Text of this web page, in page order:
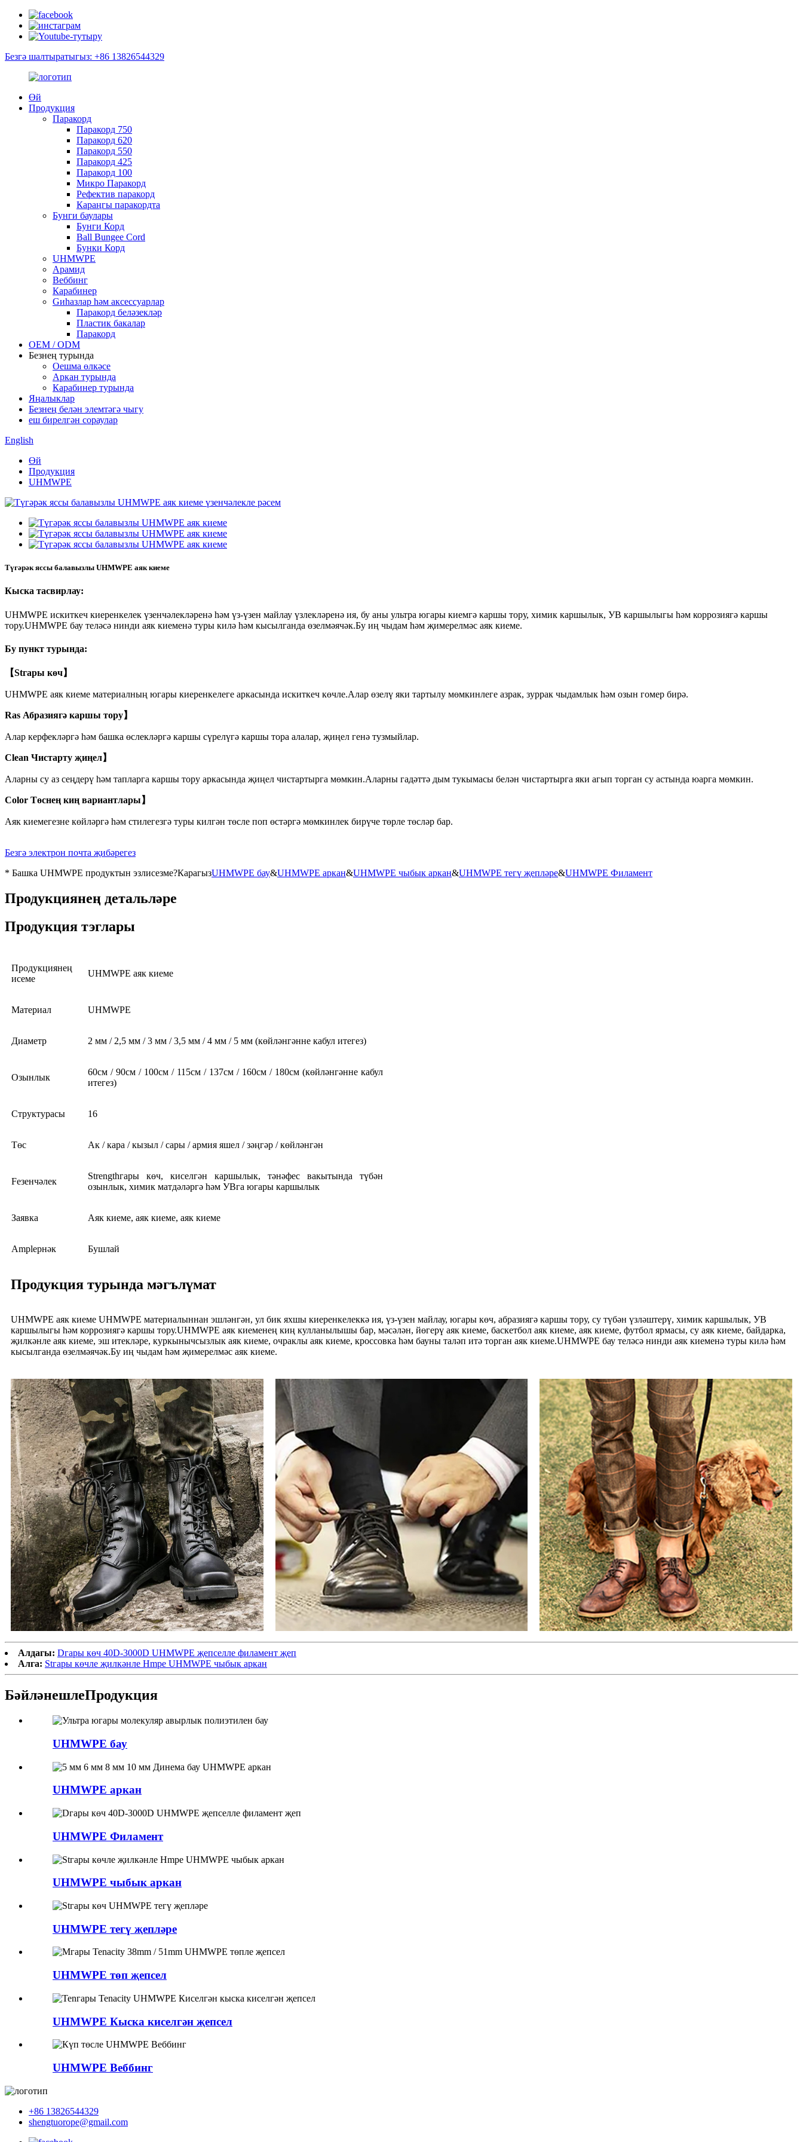
Безгә шалтыратыгыз: +86 13826544329
Өй
Продукция
Паракорд
Паракорд 750
Паракорд 620
Паракорд 550
Паракорд 425
Паракорд 100
Микро Паракорд
Рефектив паракорд
Караңгы паракордта
Бунги баулары
Бунги Корд
Ball Bungee Cord
Бунки Корд
UHMWPE
Арамид
Веббинг
Карабинер
Gиһазлар һәм аксессуарлар
Паракорд беләзекләр
Пластик бакалар
Паракорд
OEM / ODM
Безнең турында
Оешма өлкәсе
Аркан турында
Карабинер турында
Яңалыклар
Безнең белән элемтәгә чыгу
еш бирелгән сораулар
English
Өй
Продукция
UHMWPE
Түгәрәк яссы балавызлы UHMWPE аяк киеме
Кыска тасвирлау:
UHMWPE искиткеч киеренкелек үзенчәлекләренә һәм үз-үзен майлау үзлекләренә ия, бу аны ультра югары киемгә каршы тору, химик каршылык, УВ каршылыгы һәм коррозиягә каршы
тору.UHMWPE бау теләсә нинди аяк киеменә туры килә һәм кысылганда өзелмәячәк.Бу иң чыдам һәм җимерелмәс аяк киеме.
Бу пункт турында:
【Stгары көч】
UHMWPE аяк киеме материалның югары киеренкелеге аркасында искиткеч көчле.Алар өзелү яки тартылу мөмкинлеге азрак, зуррак чыдамлык һәм озын гомер бирә.
Ras Абразиягә каршы тору】
Алар керфекләргә һәм башка өслекләргә каршы сүрелүгә каршы тора алалар, җиңел генә тузмыйлар.
Clean Чистарту җиңел】
Аларны су аз сеңдерү һәм тапларга каршы тору аркасында җиңел чистартырга мөмкин.Аларны гадәттә дым тукымасы белән чистартырга яки агып торган су астында юарга мөмкин.
Color Төснең киң вариантлары】
Аяк киемегезне көйләргә һәм стилегезгә туры килгән төсле поп өстәргә мөмкинлек бирүче төрле төсләр бар.
Безгә электрон почта җибәрегез
* Башка UHMWPE продуктын эзлисезме?КарагызUHMWPE бау&UHMWPE аркан&UHMWPE чыбык аркан&UHMWPE тегү җепләре&UHMWPE Филамент
Продукциянең детальләре
Продукция тэглары
Продукциянең
исеме
UHMWPE аяк киеме
Материал UHMWPE
Диаметр 2 мм / 2,5 мм / 3 мм / 3,5 мм / 4 мм / 5 мм (көйләнгәнне кабул итегез)
Озынлык
60см / 90см / 100см / 115см / 137см / 160см / 180см (көйләнгәнне кабул
итегез)
Структурасы 16
Төс Ак / кара / кызыл / сары / армия яшел / зәңгәр / көйләнгән
Feзенчәлек
Strengthгары көч, киселгән каршылык, тәнәфес вакытында түбән
озынлык, химик матдәләргә һәм УВга югары каршылык
Заявка Аяк киеме, аяк киеме, аяк киеме
Ampleрнәк Бушлай
Продукция турында мәгълүмат
UHMWPE аяк киеме UHMWPE материалыннан эшләнгән, ул бик яхшы киеренкелеккә ия, үз-үзен майлау, югары көч, абразиягә каршы тору, су түбән үзләштерү, химик каршылык, УВ
каршылыгы һәм коррозиягә каршы тору.UHMWPE аяк киеменең киң кулланылышы бар, мәсәлән, йөгерү аяк киеме, баскетбол аяк киеме, аяк киеме, футбол ярмасы, су аяк киеме, байдарка,
җилкәнле аяк киеме, эш итекләре, куркынычсызлык аяк киеме, очраклы аяк киеме, кроссовка һәм бауны таләп итә торган аяк киеме.UHMWPE бау теләсә нинди аяк киеменә туры килә һәм
кысылганда өзелмәячәк.Бу иң чыдам һәм җимерелмәс аяк киеме.
Алдагы: Dгары көч 40D-3000D UHMWPE җепселле филамент җеп
Алга: Stгары көчле җилкәнле Hmpe UHMWPE чыбык аркан
БәйләнешлеПродукция
UHMWPE бау
UHMWPE аркан
UHMWPE Филамент
UHMWPE чыбык аркан
UHMWPE тегү җепләре
UHMWPE төп җепсел
UHMWPE Кыска киселгән җепсел
UHMWPE Веббинг
+86 13826544329
shengtuorope@gmail.com